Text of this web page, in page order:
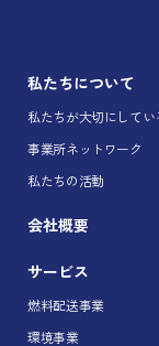
私たちについて
私たちが大切にしてい
事業所ネットワーク
私たちの活動
会社概要
サービス
燃料配送事業
環境事業